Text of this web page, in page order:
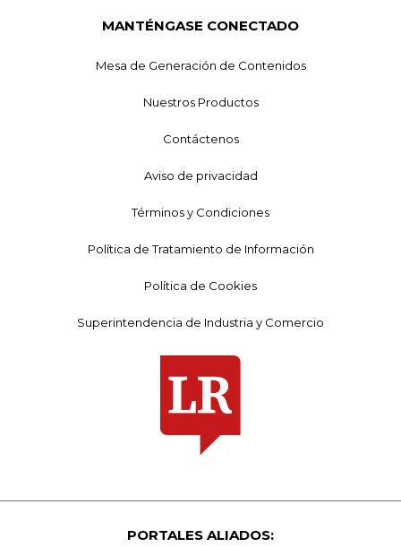
MANTÉNGASE CONECTADO
Mesa de Generación de Contenidos
Nuestros Productos
Contáctenos
Aviso de privacidad
Términos y Condiciones
Política de Tratamiento de Información
Política de Cookies
Superintendencia de Industria y Comercio
PORTALES ALIADOS: